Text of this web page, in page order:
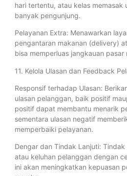
hari tertentu, atau kelas memasak
banyak pengunjung.
Pelayanan Extra: Menawarkan
pengantaran makanan (delivery)
bisa memperluas jangkauan pasar
11. Kelola Ulasan dan Feedback
Responsif terhadap Ulasan:
ulasan pelanggan, baik positif
positif dapat membantu menarik
sementara ulasan negatif
memperbaiki pelayanan.
Dengar dan Tindak Lanjuti:
atau keluhan pelanggan dengan
ini akan meningkatkan kepuasan